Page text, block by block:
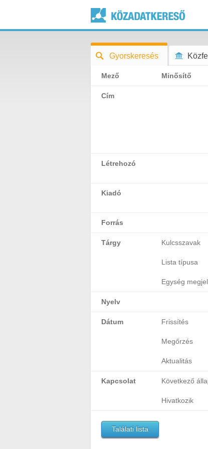
Gyorskeresés
Mező Minősítő
Cím
Létrehozó
Kiadó
Forrás
Tárgy Kulcsszavak
Lista típusa
Egység
Nyelv
Dátum Frissítés
Megőrzés
Aktualitás
Kapcsolat Következő
Hivatkozik
Találati lista